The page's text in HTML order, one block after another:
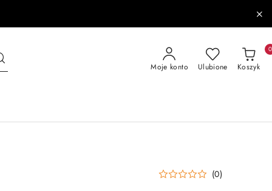
Moje konto Ulubione Koszyk
0
(0)